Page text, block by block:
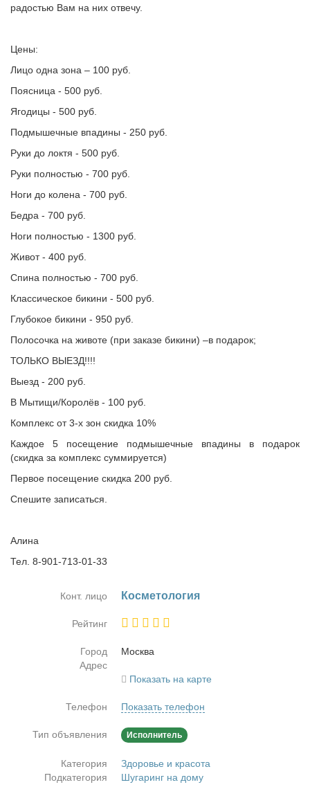
радостью Вам на них отвечу.
Цены:
Лицо одна зона – 100 руб.
Поясница - 500 руб.
Ягодицы - 500 руб.
Подмышечные впадины - 250 руб.
Руки до локтя - 500 руб.
Руки полностью - 700 руб.
Ноги до колена - 700 руб.
Бедра - 700 руб.
Ноги полностью - 1300 руб.
Живот - 400 руб.
Спина полностью - 700 руб.
Классическое бикини - 500 руб.
Глубокое бикини - 950 руб.
Полосочка на животе (при заказе бикини) –в подарок;
ТОЛЬКО ВЫЕЗД!!!!
Выезд - 200 руб.
В Мытищи/Королёв - 100 руб.
Комплекс от 3-х зон скидка 10%
Каждое 5 посещение подмышечные впадины в подарок
(скидка за комплекс суммируется)
Первое посещение скидка 200 руб.
Спешите записаться.
Алина
Тел. 8-901-713-01-33
Конт. лицо Кос­ме­то­ло­гия
Рейтинг
Город
Москва
Адрес
Показать на карте
Телефон Показать телефон
Тип объявления Исполнитель
Категория
Здоровье и красота
Подкатегория
Шугаринг на дому